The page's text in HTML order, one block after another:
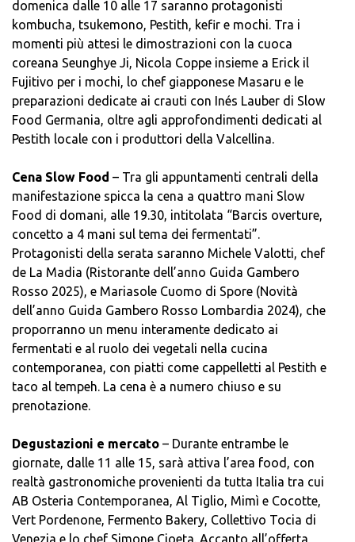
domenica dalle 10 alle 17 saranno protagonisti
kombucha, tsukemono, Pestith, kefir e mochi. Tra i
momenti più attesi le dimostrazioni con la cuoca
coreana Seunghye Ji, Nicola Coppe insieme a Erick il
Fujitivo per i mochi, lo chef giapponese Masaru e le
preparazioni dedicate ai crauti con Inés Lauber di Slow
Food Germania, oltre agli approfondimenti dedicati al
Pestith locale con i produttori della Valcellina.
Cena Slow Food – Tra gli appuntamenti centrali della
manifestazione spicca la cena a quattro mani Slow
Food di domani, alle 19.30, intitolata “Barcis overture,
concetto a 4 mani sul tema dei fermentati”.
Protagonisti della serata saranno Michele Valotti, chef
de La Madia (Ristorante dell’anno Guida Gambero
Rosso 2025), e Mariasole Cuomo di Spore (Novità
dell’anno Guida Gambero Rosso Lombardia 2024), che
proporranno un menu interamente dedicato ai
fermentati e al ruolo dei vegetali nella cucina
contemporanea, con piatti come cappelletti al Pestith e
taco al tempeh. La cena è a numero chiuso e su
prenotazione.
Degustazioni e mercato – Durante entrambe le
giornate, dalle 11 alle 15, sarà attiva l’area food, con
realtà gastronomiche provenienti da tutta Italia tra cui
AB Osteria Contemporanea, Al Tiglio, Mimì e Cocotte,
Vert Pordenone, Fermento Bakery, Collettivo Tocia di